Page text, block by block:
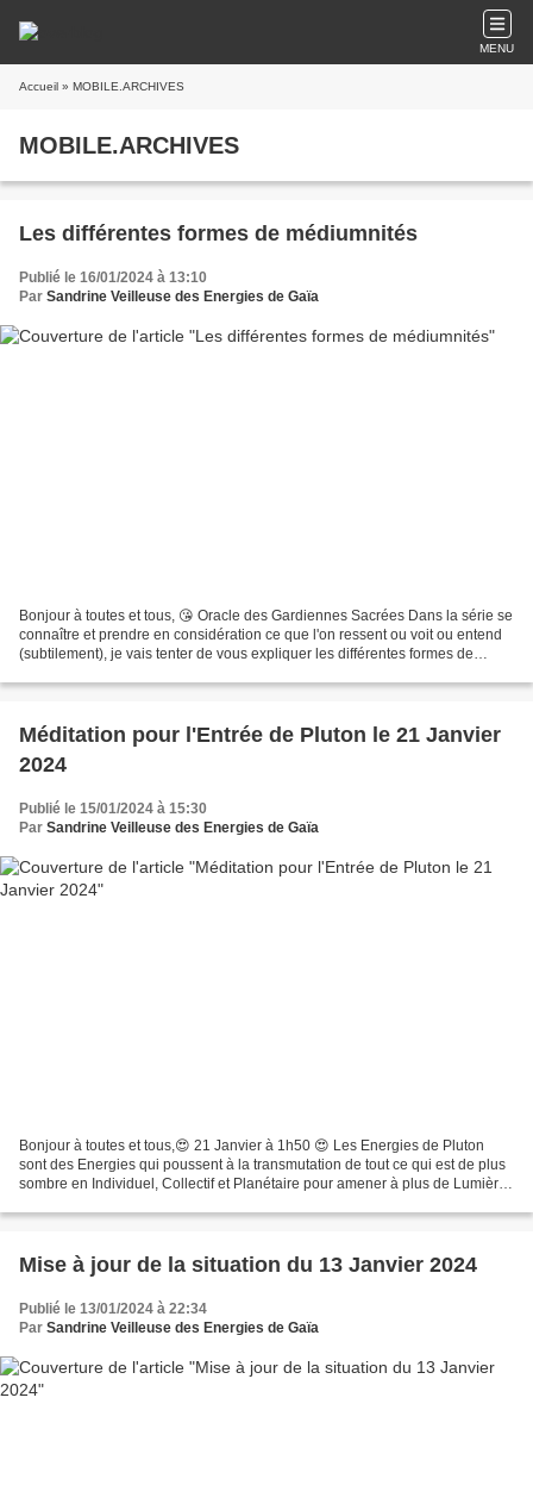
MENU
Accueil » MOBILE.ARCHIVES
MOBILE.ARCHIVES
Les différentes formes de médiumnités
Publié le 16/01/2024 à 13:10
Par Sandrine Veilleuse des Energies de Gaïa
Bonjour à toutes et tous, 😘 Oracle des Gardiennes Sacrées Dans la série se
connaître et prendre en considération ce que l'on ressent ou voit ou entend
(subtilement), je vais tenter de vous expliquer les différentes formes de
Méditation pour l'Entrée de Pluton le 21 Janvier
2024
Publié le 15/01/2024 à 15:30
Par Sandrine Veilleuse des Energies de Gaïa
Bonjour à toutes et tous,😍 21 Janvier à 1h50 😍 Les Energies de Pluton
sont des Energies qui poussent à la transmutation de tout ce qui est de plus
sombre en Individuel, Collectif et Planétaire pour amener à plus de Lumière,
Mise à jour de la situation du 13 Janvier 2024
Publié le 13/01/2024 à 22:34
Par Sandrine Veilleuse des Energies de Gaïa